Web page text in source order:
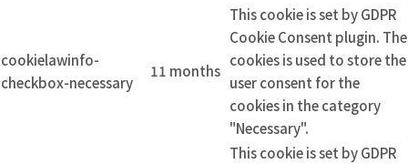
cookielawinfo-
checkbox-necessary
11 months
This cookie is set by GDPR
Cookie Consent plugin. The
cookies is used to store the
user consent for the
cookies in the category
"Necessary".
This cookie is set by GDPR